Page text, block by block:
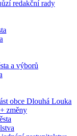
redakční rady
a výborů
obce Dlouhá Louka
změny